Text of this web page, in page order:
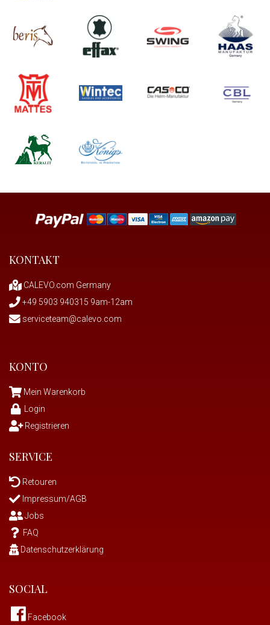
KONTAKT
CALEVO.com Germany
+49 5903 940315 9am-12am
serviceteam@calevo.com
KONTO
Mein Warenkorb
Login
Registrieren
SERVICE
Retouren
Impressum/AGB
Jobs
FAQ
Datenschutzerklärung
SOCIAL
Facebook